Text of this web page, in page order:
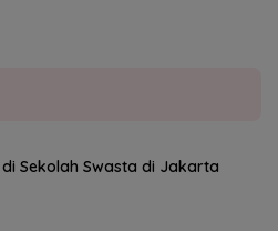
Sekolah Swasta di Jakarta